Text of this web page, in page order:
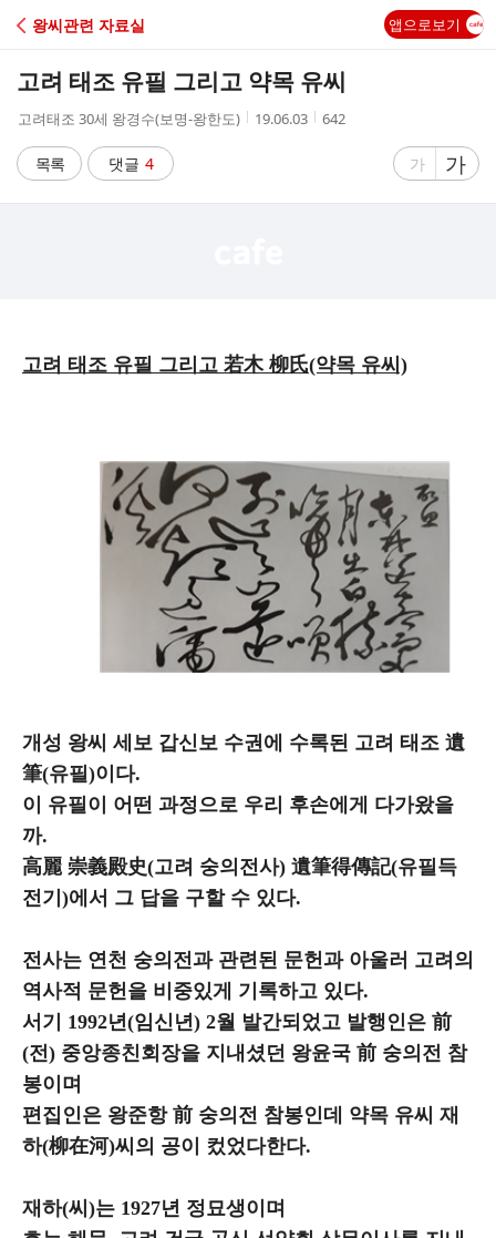
C
왕씨관련 자료실 앱으로보기
고려 태조 유필 그리고 약목 유씨
작
자
고려태조 30세 왕경수(보명-왕한도)
작
19.06.03
조
642
목록 댓글 4
글
가
글
자
가
고려 태조 유필 그리고 若木 柳氏(약목 유씨)
개성 왕씨 세보 갑신보 수권에 수록된 고려 태조 遺
筆(유필)이다.
이 유필이 어떤 과정으로 우리 후손에게 다가왔을
까.
高麗 崇義殿史(고려 숭의전사) 遺筆得傳記(유필득
전기)에서 그 답을 구할 수 있다.
전사는 연천 숭의전과 관련된 문헌과 아울러 고려의
역사적 문헌을 비중있게 기록하고 있다.
서기 1992년(임신년) 2월 발간되었고 발행인은 前
(전) 중앙종친회장을 지내셨던 왕윤국 前 숭의전 참
봉이며
편집인은 왕준항 前 숭의전 참봉인데 약목 유씨 재
하(柳在河)씨의 공이 컸었다한다.
재하(씨)는 1927년 정묘생이며